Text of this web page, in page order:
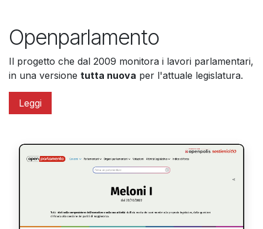
Openparlamento​
Il progetto che dal 2009 monitora i lavori parlamentari,
in una versione tutta nuova per l'attuale legislatura.
Leggi